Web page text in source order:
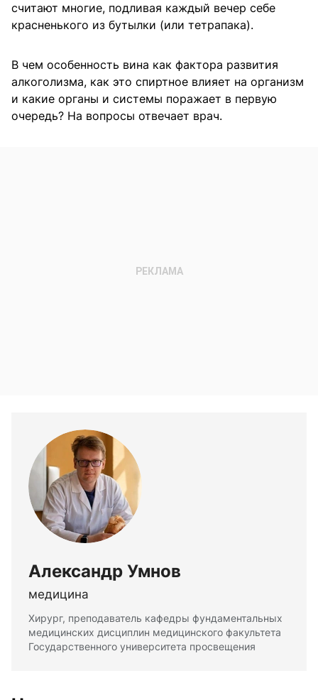
считают многие, подливая каждый вечер себе
красненького из бутылки (или тетрапака).
В чем особенность вина как фактора развития
алкоголизма, как это спиртное влияет на организм
и какие органы и системы поражает в первую
очередь? На вопросы отвечает врач.
Александр Умнов
медицина
Хирург, преподаватель кафедры фундаментальных
медицинских дисциплин медицинского факультета
Государственного университета просвещения